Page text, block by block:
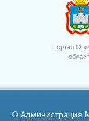
Портал
© Администрация